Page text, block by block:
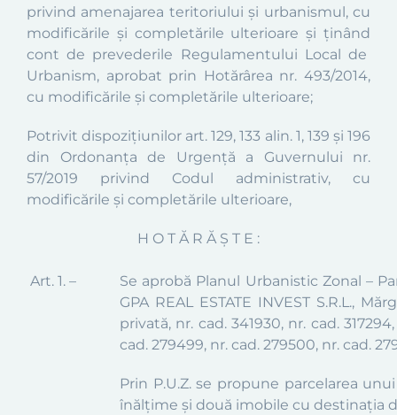
privind amenajarea teritoriului şi urbanismul, cu
modificările şi completările ulterioare şi ţinând
cont de prevederile
Regulamentului Local de
Urbanism, aprobat prin Hotărârea nr. 493/2014,
cu modificările și completările ulterioare;
Potrivit dispoziţiunilor art. 129, 133 alin. 1, 139 și 196
din Ordonanța de Urgență a Guvernului nr.
57/2019 privind Codul administrativ, cu
modificările și completările ulterioare,
H O T Ă R Ă Ş T E :
Art. 1. – Se aprobă Planul Urbanistic Zonal – P
GPA REAL ESTATE INVEST S.R.L.,
privată, nr. cad. 341930, nr. cad.
cad. 279499, nr. cad. 279500, nr. cad.
Prin P.U.Z. se propune parcelarea
înălţime și două imobile cu destinația